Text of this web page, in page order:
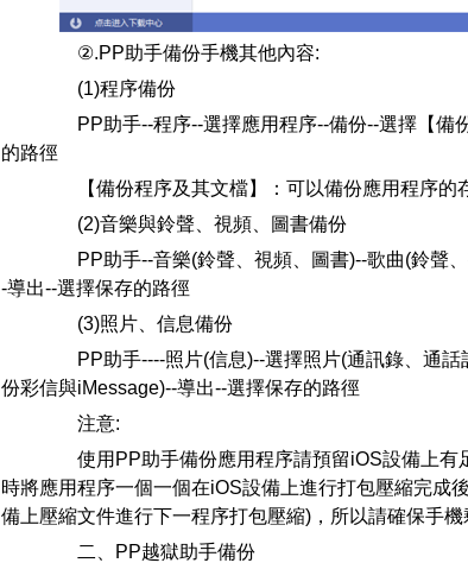
②.PP助手備份手機其他內容:
(1)程序備份
PP助手--程序--選擇應用程序--備份--選擇【備
的路徑
【備份程序及其文檔】：可以備份應用程序的
(2)音樂與鈴聲、視頻、圖書備份
PP助手--音樂(鈴聲、視頻、圖書)--歌曲(鈴聲、
-導出--選擇保存的路徑
(3)照片、信息備份
PP助手----照片(信息)--選擇照片(通訊錄、通話
份彩信與iMessage)--導出--選擇保存的路徑
注意:
使用PP助手備份應用程序請預留iOS設備上有
時將應用程序一個一個在iOS設備上進行打包壓縮完成
備上壓縮文件進行下一程序打包壓縮)，所以請確保手
二、PP越獄助手備份